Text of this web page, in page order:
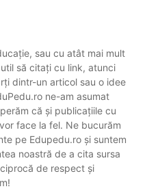
sau cu atât mai mult
să citați cu link, atunci
dintr-un articol sau o idee
ne-am asumat
că și publicațiile cu
face la fel. Ne bucurăm
pe Edupedu.ro și suntem
noastră de a cita sursa
de respect și